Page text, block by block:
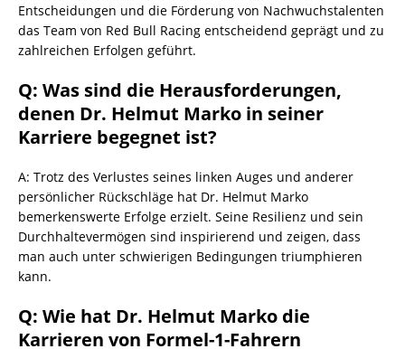
Entscheidungen und die Förderung von Nachwuchstalenten
das Team von Red Bull Racing entscheidend geprägt und zu
zahlreichen Erfolgen geführt.
Q: Was sind die Herausforderungen,
denen Dr. Helmut Marko in seiner
Karriere begegnet ist?
A: Trotz des Verlustes seines linken Auges und anderer
persönlicher Rückschläge hat Dr. Helmut Marko
bemerkenswerte Erfolge erzielt. Seine Resilienz und sein
Durchhaltevermögen sind inspirierend und zeigen, dass
man auch unter schwierigen Bedingungen triumphieren
kann.
Q: Wie hat Dr. Helmut Marko die
Karrieren von Formel-1-Fahrern